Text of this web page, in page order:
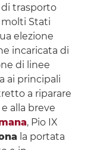
trasporto
molti Stati
elezione
incaricata di
di linee
ai principali
a riparare
alla breve
, Pio IX
la portata